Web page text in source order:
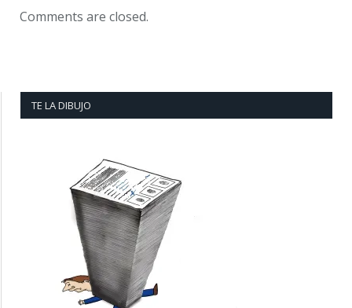
Comments are closed.
TE LA DIBUJO